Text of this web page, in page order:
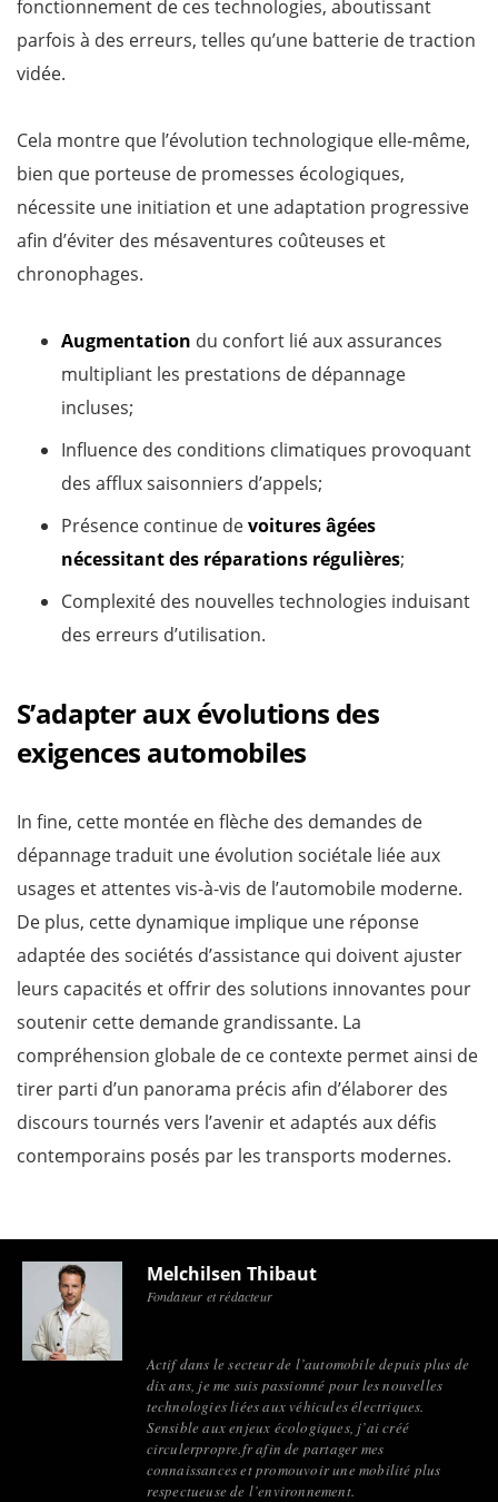
fonctionnement de ces technologies, aboutissant
parfois à des erreurs, telles qu’une batterie de traction
vidée.
Cela montre que l’évolution technologique elle-même,
bien que porteuse de promesses écologiques,
nécessite une initiation et une adaptation progressive
afin d’éviter des mésaventures coûteuses et
chronophages.
Augmentation du confort lié aux assurances
multipliant les prestations de dépannage
incluses;
Influence des conditions climatiques provoquant
des afflux saisonniers d’appels;
Présence continue devoitures âgées
nécessitant des réparations régulières;
Complexité des nouvelles technologies induisant
des erreurs d’utilisation.
S’adapter aux évolutions des
exigences automobiles
In fine, cette montée en flèche des demandes de
dépannage traduit une évolution sociétale liée aux
usages et attentes vis-à-vis de l’automobile moderne.
De plus, cette dynamique implique une réponse
adaptée des sociétés d’assistance qui doivent ajuster
leurs capacités et offrir des solutions innovantes pour
soutenir cette demande grandissante. La
compréhension globale de ce contexte permet ainsi de
tirer parti d’un panorama précis afin d’élaborer des
discours tournés vers l’avenir et adaptés aux défis
contemporains posés par les transports modernes.
Melchilsen Thibaut
Fondateur et rédacteur
Actif dans le secteur de l’automobile depuis plus de
dix ans, je me suis passionné pour les nouvelles
technologies liées aux véhicules électriques.
Sensible aux enjeux écologiques, j’ai créé
circulerpropre.fr afin de partager mes
connaissances et promouvoir une mobilité plus
respectueuse de l’environnement.